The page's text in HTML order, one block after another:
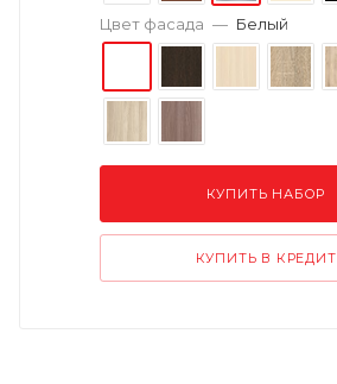
Цвет фасада — Белый
КУПИТЬ НАБОР
КУПИТЬ В КРЕДИТ